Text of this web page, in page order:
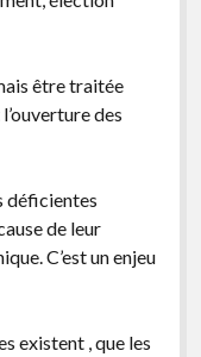
être traitée
des
déficientes
de leur
C’est un enjeu
existent , que les